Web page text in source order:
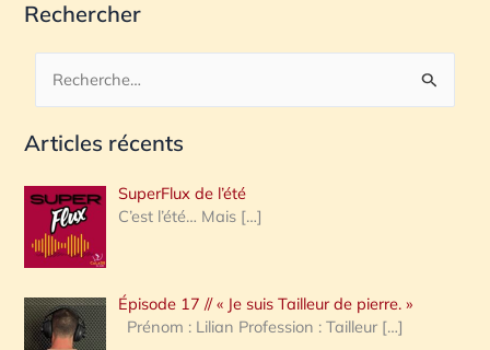
Rechercher
c
e
r
c
h
e
Articles récents
SuperFlux de l’été
C’est l’été… Mais […]
Épisode 17 // « Je suis Tailleur de pierre. »
Prénom : Lilian Profession : Tailleur […]